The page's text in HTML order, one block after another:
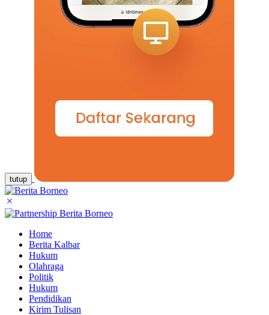
tutup
Home
Berita Kalbar
Hukum
Olahraga
Politik
Hukum
Pendidikan
Kirim Tulisan